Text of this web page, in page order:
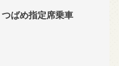
つばめ指定席乗車